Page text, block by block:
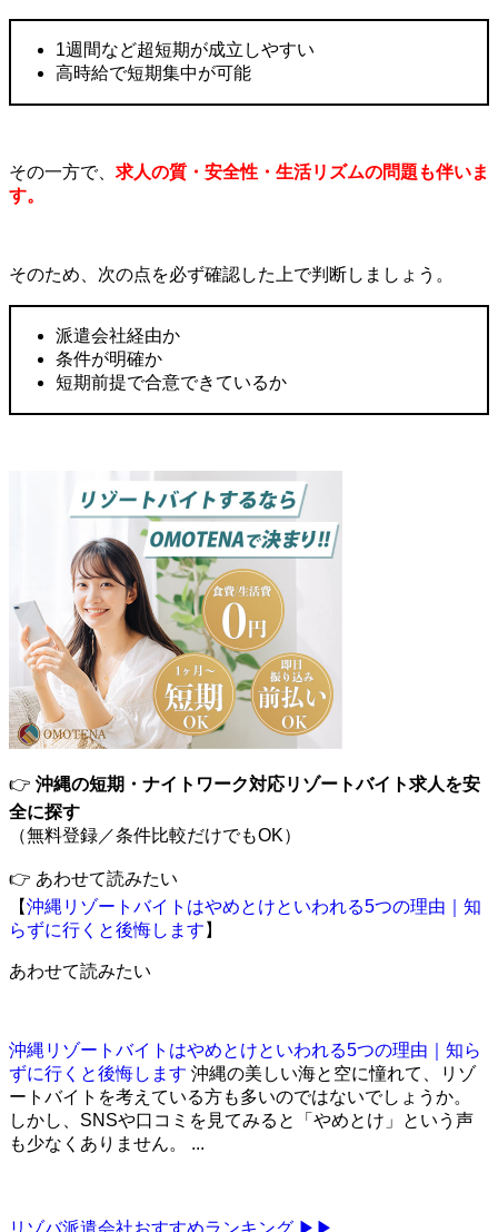
1週間など超短期が成立しやすい
高時給で短期集中が可能
その一方で、 求人の質・安全性・生活リズムの問題も伴いま
す。
そのため、次の点を必ず確認した上で判断しましょう。
派遣会社経由か
条件が明確か
短期前提で合意できているか
👉 沖縄の短期・ナイトワーク対応リゾートバイト求人を安
全に探す
（無料登録／条件比較だけでもOK）
👉 あわせて読みたい
【沖縄リゾートバイトはやめとけといわれる5つの理由｜知
らずに行くと後悔します 】
あわせて読みたい
沖縄リゾートバイトはやめとけといわれる5つの理由｜知ら
ずに行くと後悔します 沖縄の美しい海と空に憧れて、リゾ
ートバイトを考えている方も多いのではないでしょうか。
しかし、SNSや口コミを見てみると「やめとけ」という声
も少なくありません。 ...
リゾバ派遣会社おすすめランキング ▶▶